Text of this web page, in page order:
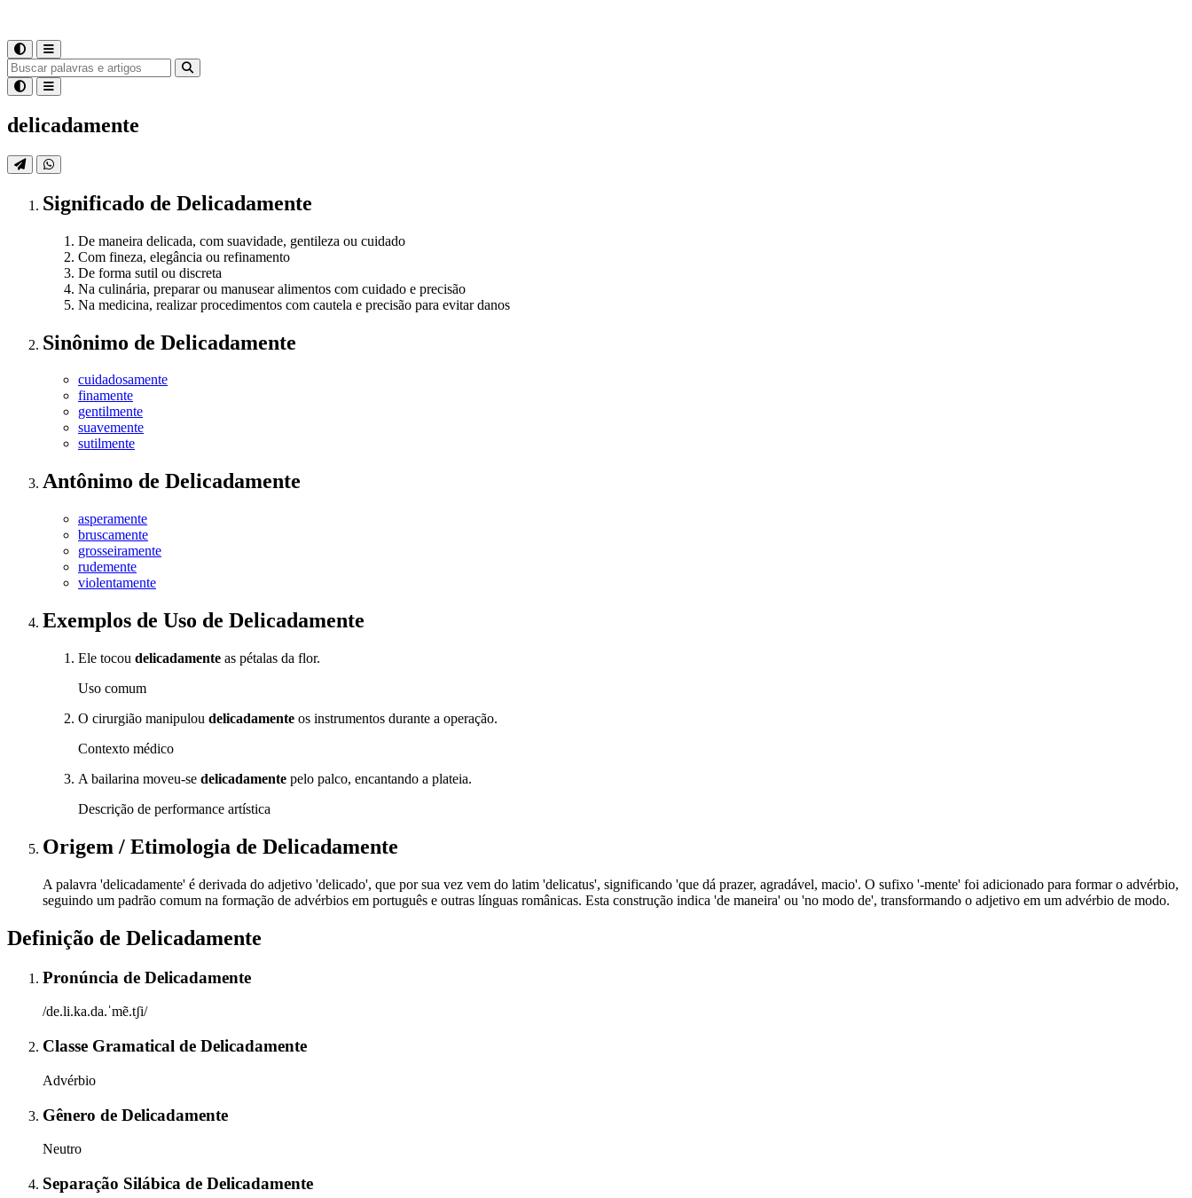
delicadamente
Significado de Delicadamente
De maneira delicada, com suavidade, gentileza ou cuidado
Com fineza, elegância ou refinamento
De forma sutil ou discreta
Na culinária, preparar ou manusear alimentos com cuidado e precisão
Na medicina, realizar procedimentos com cautela e precisão para evitar danos
Sinônimo de Delicadamente
cuidadosamente
finamente
gentilmente
suavemente
sutilmente
Antônimo de Delicadamente
asperamente
bruscamente
grosseiramente
rudemente
violentamente
Exemplos de Uso de Delicadamente
Ele tocou delicadamente as pétalas da flor.
Uso comum
O cirurgião manipulou delicadamente os instrumentos durante a operação.
Contexto médico
A bailarina moveu-se delicadamente pelo palco, encantando a plateia.
Descrição de performance artística
Origem / Etimologia de Delicadamente
A palavra 'delicadamente' é derivada do adjetivo 'delicado', que por sua vez vem do latim 'delicatus', significando 'que dá prazer, agradável, macio'. O sufixo '-mente' foi adicionado para formar o advérbio,
seguindo um padrão comum na formação de advérbios em português e outras línguas românicas. Esta construção indica 'de maneira' ou 'no modo de', transformando o adjetivo em um advérbio de modo.
Definição de Delicadamente
Pronúncia de Delicadamente
/de.li.ka.da.ˈmẽ.tʃi/
Classe Gramatical de Delicadamente
Advérbio
Gênero de Delicadamente
Neutro
Separação Silábica de Delicadamente